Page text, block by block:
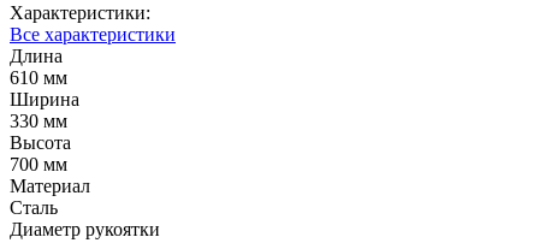
Характеристики:
Все характеристики
Длина
610 мм
Ширина
330 мм
Высота
700 мм
Материал
Сталь
Диаметр рукоятки